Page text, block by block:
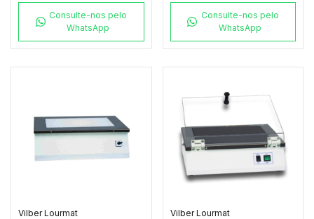
Consulte-nos pelo
WhatsApp
Consulte-nos pelo
WhatsApp
Vilber Lourmat Vilber Lourmat